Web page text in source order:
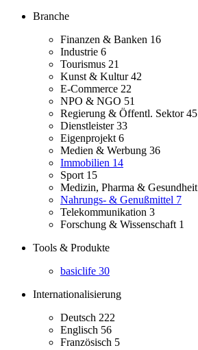
Branche
Finanzen & Banken 16
Industrie 6
Tourismus 21
Kunst & Kultur42
E-Commerce 22
NPO & NGO 51
Regierung & Öffentl. Sektor45
Dienstleister33
Eigenprojekt 6
Medien & Werbung 36
Immobilien 14
Sport 15
Medizin, Pharma & Gesundheit
Nahrungs- & Genußmittel 7
Telekommunikation 3
Forschung & Wissenschaft 1
Tools & Produkte
basiclife 30
Internationalisierung
Deutsch 222
Englisch 56
Französisch 5